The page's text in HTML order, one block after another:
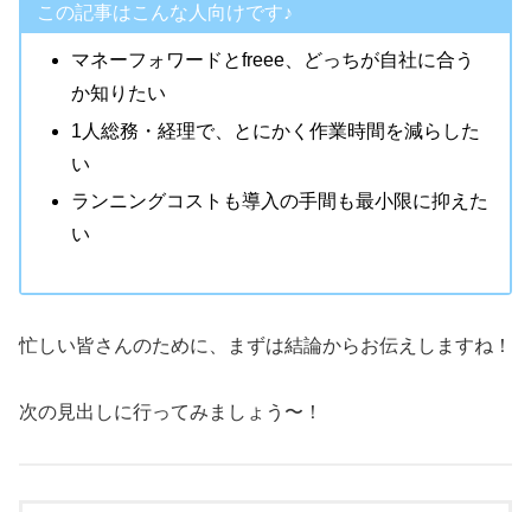
この記事はこんな人向けです♪
マネーフォワードとfreee、どっちが自社に合う
か知りたい
1人総務・経理で、とにかく作業時間を減らした
い
ランニングコストも導入の手間も最小限に抑えた
い
忙しい皆さんのために、まずは結論からお伝えしますね！
次の見出しに行ってみましょう〜！